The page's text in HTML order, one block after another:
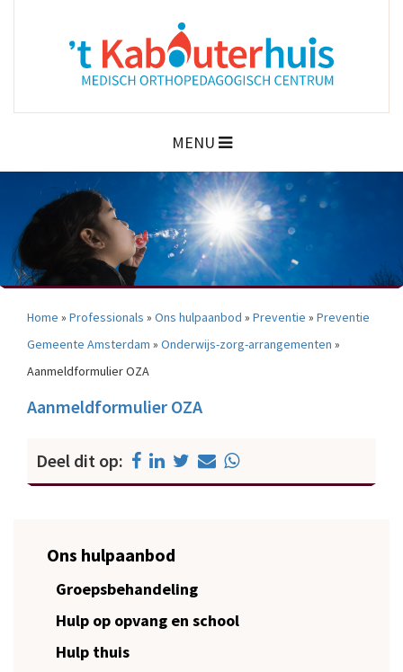
MENU
Home » Professionals » Ons hulpaanbod » Preventie » Preventie
Gemeente Amsterdam » Onderwijs-zorg-arrangementen »
Aanmeldformulier OZA
Aanmeldformulier OZA
Deel dit op:
Ons hulpaanbod
Groepsbehandeling
Hulp op opvang en school
Hulp thuis